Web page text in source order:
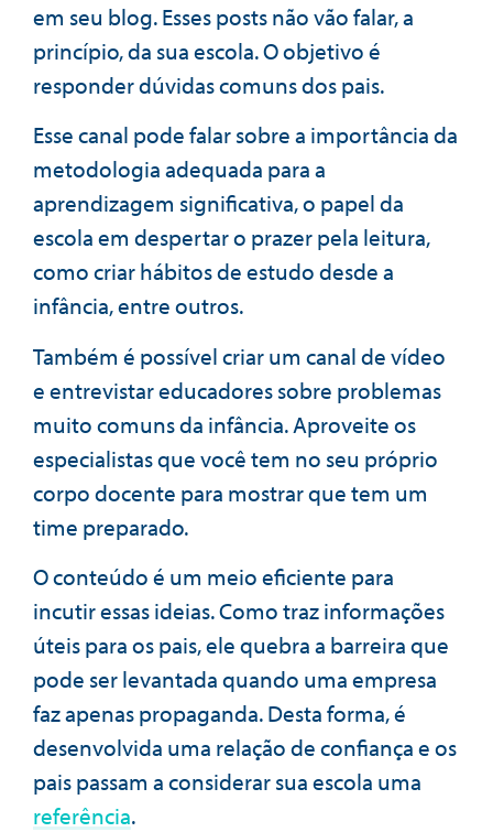
em seu blog. Esses posts não vão falar, a
princípio, da sua escola. O objetivo é
responder dúvidas comuns dos pais.
Esse canal pode falar sobre a importância da
metodologia adequada para a
aprendizagem significativa, o papel da
escola em despertar o prazer pela leitura,
como criar hábitos de estudo desde a
infância, entre outros.
Também é possível criar um canal de vídeo
e entrevistar educadores sobre problemas
muito comuns da infância. Aproveite os
especialistas que você tem no seu próprio
corpo docente para mostrar que tem um
time preparado.
O conteúdo é um meio eficiente para
incutir essas ideias. Como traz informações
úteis para os pais, ele quebra a barreira que
pode ser levantada quando uma empresa
faz apenas propaganda. Desta forma, é
desenvolvida uma relação de confiança e os
pais passam a considerar sua escola uma
referência.